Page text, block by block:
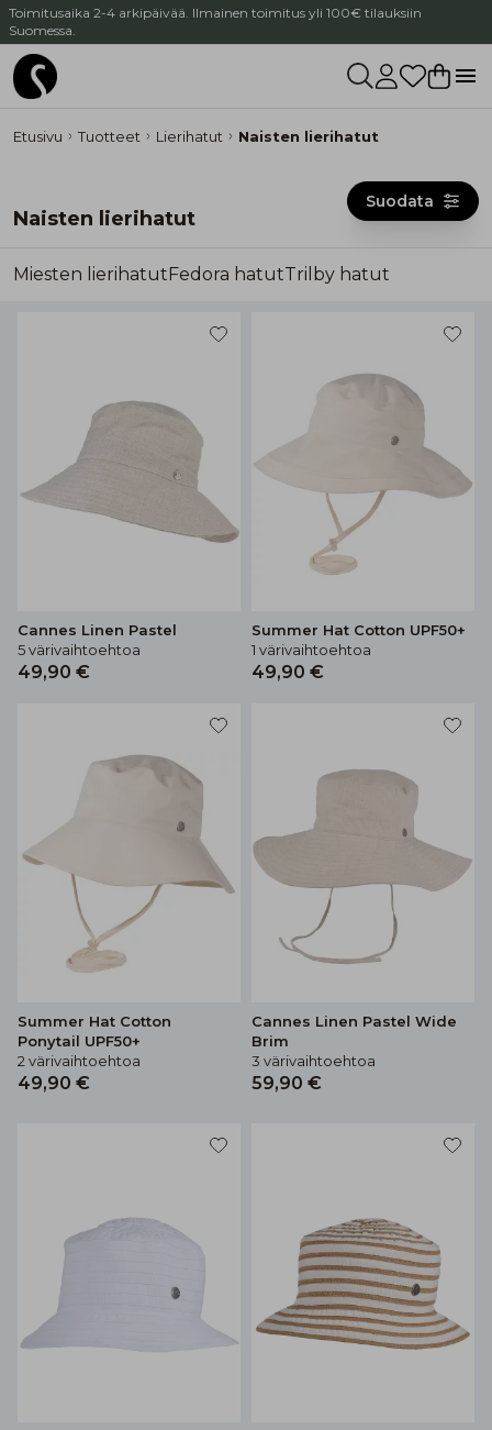
Toimitusaika 2-4 arkipäivää. Ilmainen toimitus yli 100€ tilauksiin
Suomessa.
Etusivu Tuotteet Lierihatut Naisten lierihatut
Naisten lierihatut
Suodata
Miesten lierihatutFedora hatutTrilby hatut
Cannes Linen Pastel
5 värivaihtoehtoa
49,90 €
Summer Hat Cotton UPF50+
1 värivaihtoehtoa
49,90 €
Summer Hat Cotton
Ponytail UPF50+
2 värivaihtoehtoa
49,90 €
Cannes Linen Pastel Wide
Brim
3 värivaihtoehtoa
59,90 €